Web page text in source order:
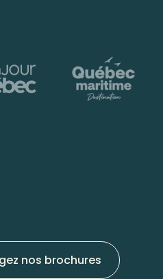
nos brochures